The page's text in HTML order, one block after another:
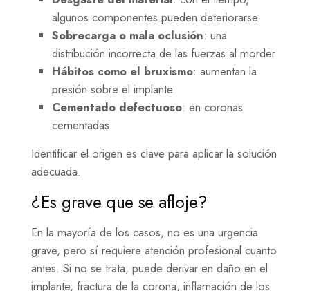
algunos componentes pueden deteriorarse
Sobrecarga o mala oclusión: una
distribución incorrecta de las fuerzas al morder
Hábitos como el bruxismo: aumentan la
presión sobre el implante
Cementado defectuoso: en coronas
cementadas
Identificar el origen es clave para aplicar la solución
adecuada.
¿Es grave que se afloje?
En la mayoría de los casos, no es una urgencia
grave, pero sí requiere atención profesional cuanto
antes. Si no se trata, puede derivar en daño en el
implante, fractura de la corona, inflamación de los